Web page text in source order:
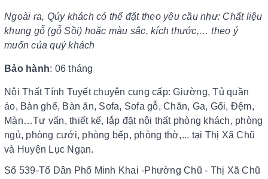
Ngoài ra, Qúy khách có thể đặt theo yêu cầu như: Chất liệu
khung gỗ (gỗ Sồi) hoặc màu sắc, kích thước,… theo ý
muốn của quý khách
Bảo hành: 06 tháng
Nội Thất Tính Tuyết chuyên cung cấp: Giường, Tủ quần
áo, Bàn ghế, Bàn ăn, Sofa, Sofa gỗ, Chăn, Ga, Gối, Đệm,
Màn…Tư vấn, thiết kế, lắp đặt nội thất phòng khách, phòng
ngủ, phòng cưới, phòng bếp, phòng thờ,... tại Thị Xã Chũ
và Huyện Lục Ngạn.
Số 539-Tổ Dân Phố Minh Khai -Phường Chũ - Thị Xã Chũ